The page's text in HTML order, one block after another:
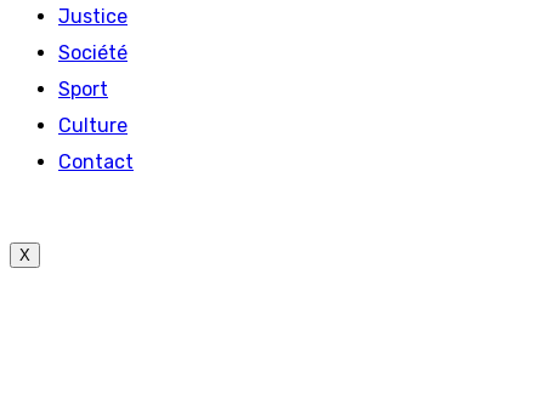
Justice
Société
Sport
Culture
Contact
X